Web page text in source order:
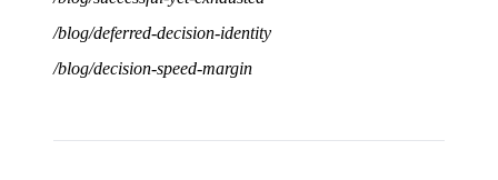
/blog/deferred-decision-identity
/blog/decision-speed-margin